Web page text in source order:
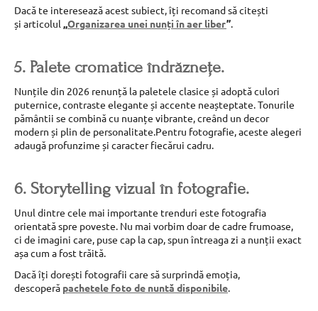
Dacă te interesează acest subiect, îți recomand să citești
și articolul „Organizarea unei nunți în aer liber”.
5. Palete cromatice îndrăznețe.
Nunțile din 2026 renunță la paletele clasice și adoptă culori
puternice, contraste elegante și accente neașteptate. Tonurile
pământii se combină cu nuanțe vibrante, creând un decor
modern și plin de personalitate.Pentru fotografie, aceste alegeri
adaugă profunzime și caracter fiecărui cadru.
6. Storytelling vizual în fotografie.
Unul dintre cele mai importante trenduri este fotografia
orientată spre poveste. Nu mai vorbim doar de cadre frumoase,
ci de imagini care, puse cap la cap, spun întreaga zi a nunții exact
așa cum a fost trăită.
Dacă îți dorești fotografii care să surprindă emoția,
descoperă pachetele foto de nuntă disponibile.